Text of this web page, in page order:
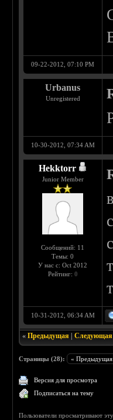
09-22-2012, 07:10 PM
Urbanus
Unregistered
10-30-2012, 07:34 AM
Hekktorr
Junior Member
Сообщений: 11
Темы: 0
У нас с: Oct 2012
Рейтинг: 0
10-31-2012, 06:34 AM
«Предыдущая |Следующая
Страницы (28): « Предыдущая
Версия для просмотра
Подписаться на тему
Пользователи просматривают